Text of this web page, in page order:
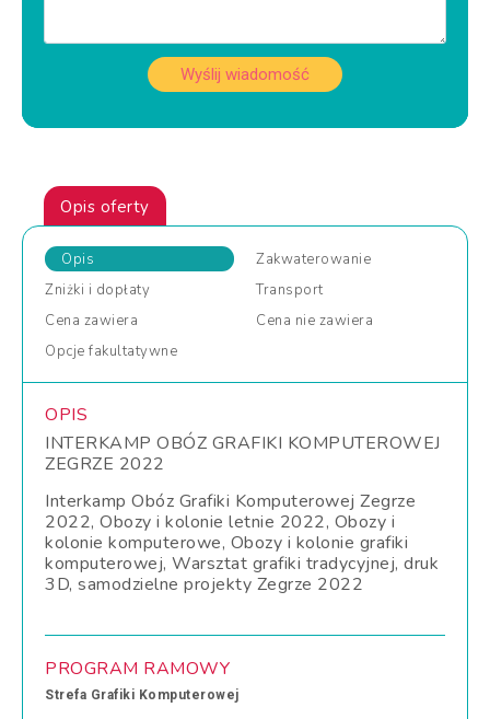
Wyślij wiadomość
Opis oferty
Opis
Zakwaterowanie
Zniżki i dopłaty
Transport
Cena zawiera Cena nie zawiera
Opcje fakultatywne
OPIS
INTERKAMP OBÓZ GRAFIKI KOMPUTEROWEJ
ZEGRZE 2022
Interkamp Obóz Grafiki Komputerowej Zegrze
2022, Obozy i kolonie letnie 2022, Obozy i
kolonie komputerowe, Obozy i kolonie grafiki
komputerowej, Warsztat grafiki tradycyjnej, druk
3D, samodzielne projekty Zegrze 2022
PROGRAM RAMOWY
Strefa Grafiki Komputerowej